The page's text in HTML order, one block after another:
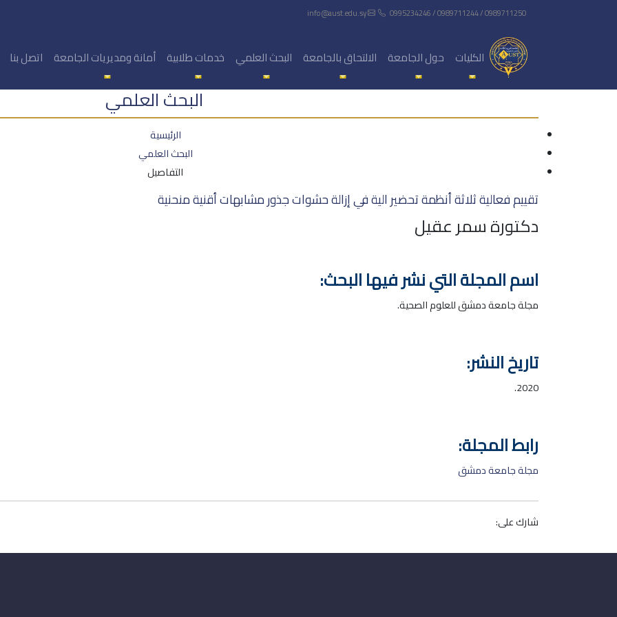
0995234246 / 0989711244 / 0989711250
الكليات حول الجامعة الالتحاق بالجامعة البحث العلمي خدمات طلابية أمانة ومديريات الجامعة اتصل بنا
البحث العلمي
الرئيسية
البحث العلمي
التفاصيل
تقييم فعالية ثلاثة أنظمة تحضير الية في إزالة حشوات جذور مشابهات أقنية منحنية
دكتورة سمر عقيل
اسم المجلة التي نشر فيها البحث:
مجلة جامعة دمشق للعلوم الصحية.
تاريخ النشر:
2020.
رابط المجلة:
مجلة جامعة دمشق
شارك على: